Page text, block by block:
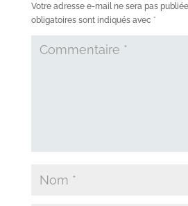
Votre adresse e-mail ne sera pas
obligatoires sont indiqués avec *